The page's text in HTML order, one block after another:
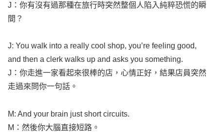
J：你有沒有過那種在旅行時突然整個人陷入純粹恐慌的瞬
間？
J: You walk into a really cool shop, you’re feeling good,
and then a clerk walks up and asks you something.
J：你走進一家看起來很棒的店，心情正好，結果店員突然
走過來問你一句話。
M: And your brain justshort circuits.
M：然後你大腦直接短路。